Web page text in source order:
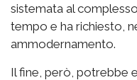
sistemata al
tempo e ha richiesto,
ammodernamento.
Il fine, però, potrebbe